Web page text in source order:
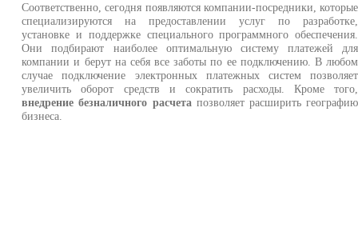
Соответственно, сегодня появляются компании-посредники, которые
специализируются на предоставлении услуг по разработке,
установке и поддержке специального программного обеспечения.
Они подбирают наиболее оптимальную систему платежей для
компании и берут на себя все заботы по ее подключению. В любом
случае подключение электронных платежных систем позволяет
увеличить оборот средств и сократить расходы. Кроме того,
внедрение безналичного расчета позволяет расширить географию
бизнеса.